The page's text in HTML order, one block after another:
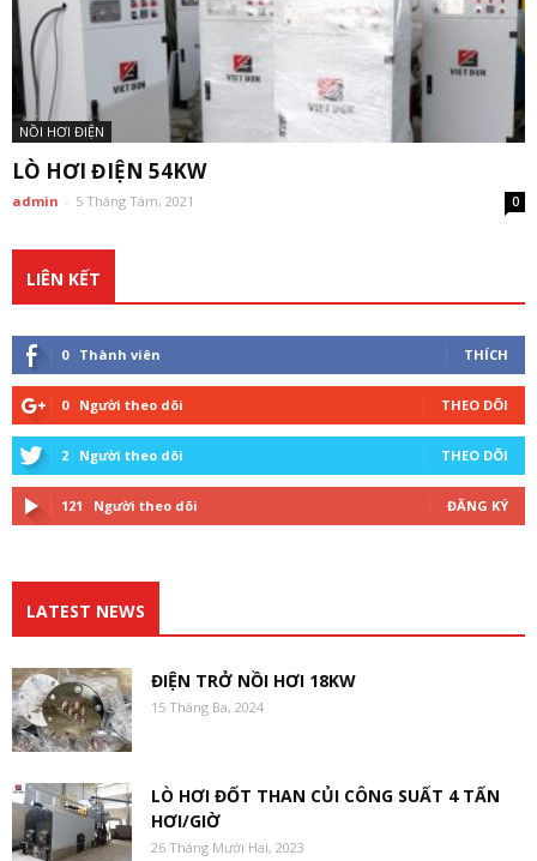
NỒI HƠI ĐIỆN
LÒ HƠI ĐIỆN 54KW
admin - 5 Tháng Tám, 2021 0
LIÊN KẾT
0 Thành viên THÍCH
0 Người theo dõi THEO DÕI
2 Người theo dõi THEO DÕI
121 Người theo dõi ĐĂNG KÝ
LATEST NEWS
ĐIỆN TRỞ NỒI HƠI 18KW
15 Tháng Ba, 2024
LÒ HƠI ĐỐT THAN CỦI CÔNG SUẤT 4 TẤN
HƠI/GIỜ
26 Tháng Mười Hai, 2023